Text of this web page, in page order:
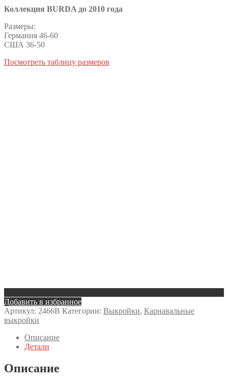
Коллекция BURDA до 2010 года
Размеры:
Германия 46-60
США 36-50
Посмотреть таблицу размеров
Добавить в избранное
Артикул: 2466B Категории: Выкройки, Карнавальные
выкройки
Описание
Детали
Описание